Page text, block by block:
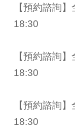
【預約諮詢
18:30
【預約諮詢
18:30
【預約諮詢
18:30